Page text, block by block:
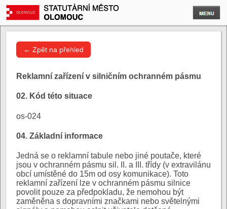
← Zpět na přehled
Reklamní zařízení v silničním ochranném pásmu
02. Kód této situace
os-024
04. Základní informace
Jedná se o reklamní tabule nebo jiné poutače, které
jsou v ochranném pásmu sil. II. a III. třídy (v extravilánu
obcí umístěné do 15m od osy komunikace). Toto
reklamní zařízení lze v ochranném pásmu silnice
povolit pouze za předpokladu, že nemohou být
zaměněna s dopravními značkami nebo světelnými